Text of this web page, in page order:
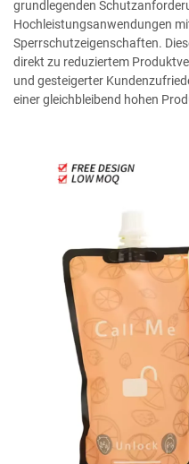
grundlegenden
Hochleistungsanwendungen
Sperrschutzeigenschaften.
direkt zu reduziertem
und gesteigerter
einer gleichbleibend hohen